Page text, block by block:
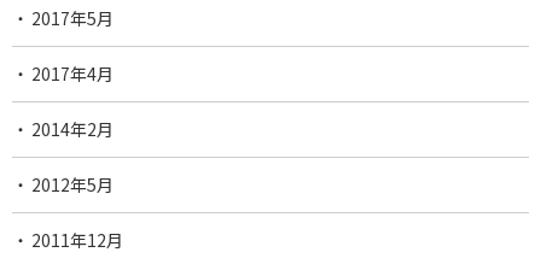
2017年5月
2017年4月
2014年2月
2012年5月
2011年12月